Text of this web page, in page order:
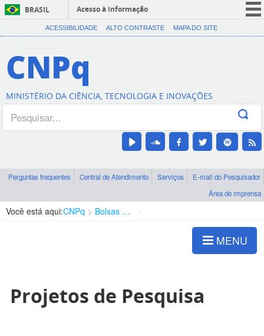
BRASIL
Acesso à informação
CORONAVÍRUS (COVID-19)
Canais
ACESSIBILIDADE ALTO CONTRASTE MAPA DO SITE
CNPq
MINISTÉRIO DA CIÊNCIA, TECNOLOGIA E INOVAÇÕES
Perguntas frequentes Central de Atendimento Serviços
E-mail do Pesquisador
Área de imprensa
Você está aqui:CNPq Bolsas e Auxílios Vigentes
MENU
Projetos de Pesquisa